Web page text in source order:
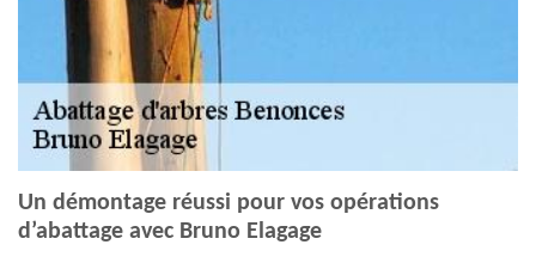
Un démontage réussi pour vos opérations
d’abattage avec Bruno Elagage